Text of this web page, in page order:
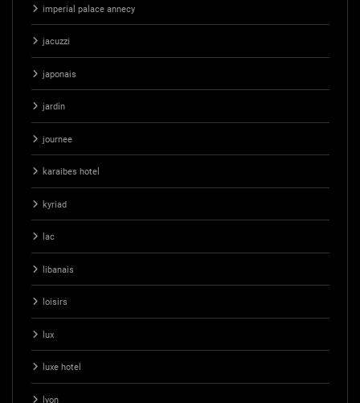
imperial palace annecy
jacuzzi
japonais
jardin
journee
karaibes hotel
kyriad
lac
libanais
loisirs
lux
luxe hotel
lyon